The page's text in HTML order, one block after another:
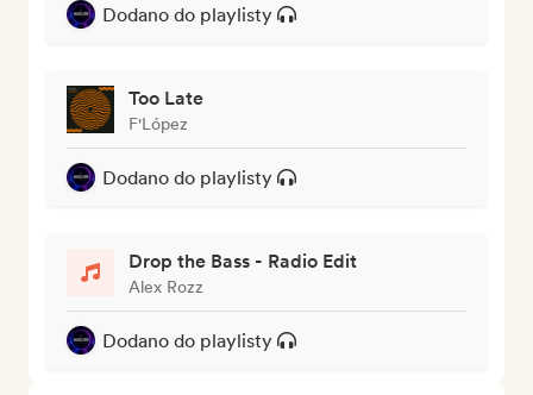
Dodano do playlisty
Too Late
F'López
Dodano do playlisty
Drop the Bass - Radio Edit
Alex Rozz
Dodano do playlisty